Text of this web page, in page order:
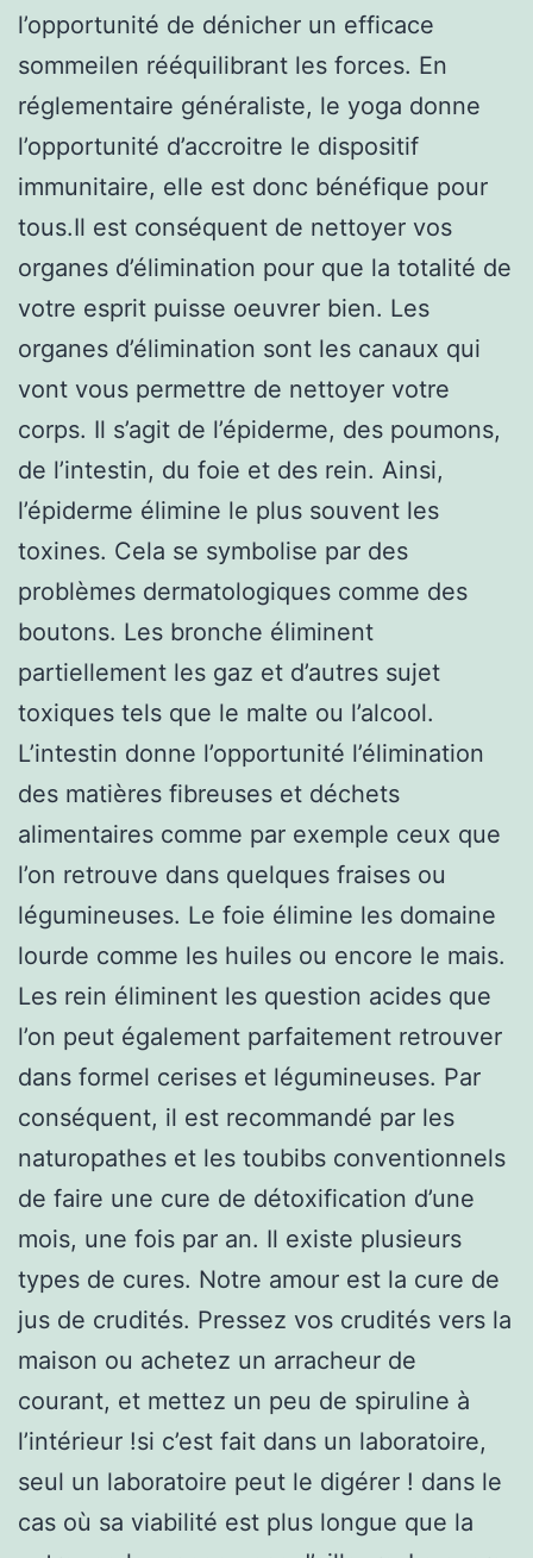
l’opportunité de dénicher un efficace
sommeilen rééquilibrant les forces. En
réglementaire généraliste, le yoga donne
l’opportunité d’accroitre le dispositif
immunitaire, elle est donc bénéfique pour
tous.Il est conséquent de nettoyer vos
organes d’élimination pour que la totalité de
votre esprit puisse oeuvrer bien. Les
organes d’élimination sont les canaux qui
vont vous permettre de nettoyer votre
corps. Il s’agit de l’épiderme, des poumons,
de l’intestin, du foie et des rein. Ainsi,
l’épiderme élimine le plus souvent les
toxines. Cela se symbolise par des
problèmes dermatologiques comme des
boutons. Les bronche éliminent
partiellement les gaz et d’autres sujet
toxiques tels que le malte ou l’alcool.
L’intestin donne l’opportunité l’élimination
des matières fibreuses et déchets
alimentaires comme par exemple ceux que
l’on retrouve dans quelques fraises ou
légumineuses. Le foie élimine les domaine
lourde comme les huiles ou encore le mais.
Les rein éliminent les question acides que
l’on peut également parfaitement retrouver
dans formel cerises et légumineuses. Par
conséquent, il est recommandé par les
naturopathes et les toubibs conventionnels
de faire une cure de détoxification d’une
mois, une fois par an. Il existe plusieurs
types de cures. Notre amour est la cure de
jus de crudités. Pressez vos crudités vers la
maison ou achetez un arracheur de
courant, et mettez un peu de spiruline à
l’intérieur !si c’est fait dans un laboratoire,
seul un laboratoire peut le digérer ! dans le
cas où sa viabilité est plus longue que la